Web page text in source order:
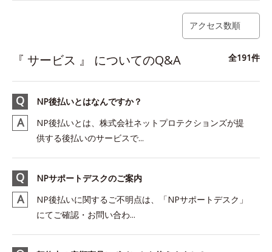
アクセス数順
『 サービス 』 についてのQ&A 全191件
NP後払いとはなんですか？
NP後払いとは、株式会社ネットプロテクションズが提
供する後払いのサービスで...
NPサポートデスクのご案内
NP後払いに関するご不明点は、「NPサポートデスク」
にてご確認・お問い合わ...